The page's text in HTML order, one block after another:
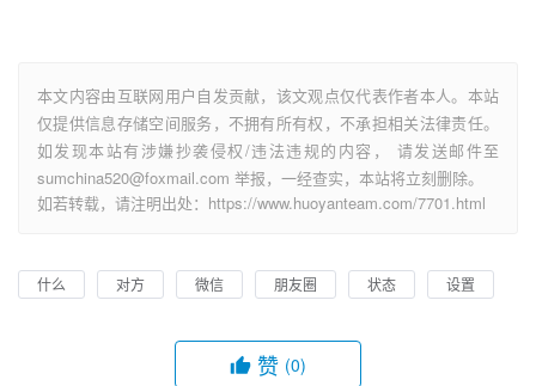
本文内容由互联网用户自发贡献，该文观点仅代表作者本人。本站
仅提供信息存储空间服务，不拥有所有权，不承担相关法律责任。
如发现本站有涉嫌抄袭侵权/违法违规的内容， 请发送邮件至
sumchina520@foxmail.com 举报，一经查实，本站将立刻删除。
如若转载，请注明出处：https://www.huoyanteam.com/7701.html
什么 对方 微信 朋友圈 状态 设置
赞 (0)